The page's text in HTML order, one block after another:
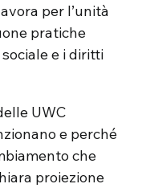
per l’unità
pratiche
e i diritti
UWC
e perché
che
proiezione